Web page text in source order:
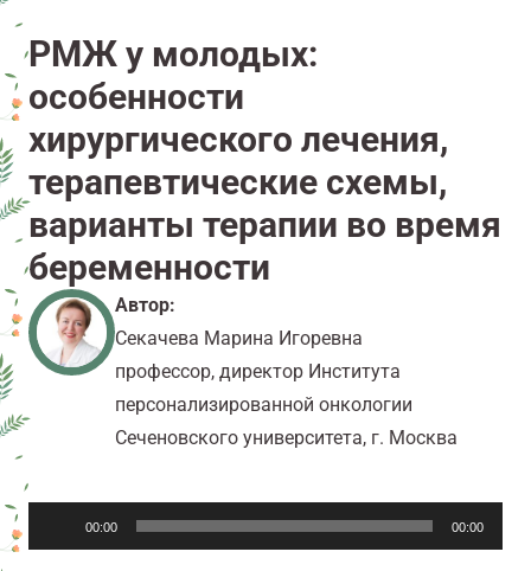
РМЖ у молодых:
особенности
хирургического лечения,
терапевтические схемы,
варианты терапии во время
беременности
Автор:
Секачева Марина Игоревна
профессор, директор Института
персонализированной онкологии
Сеченовского университета, г. Москва
Аудиоплеер
00:00 00:00